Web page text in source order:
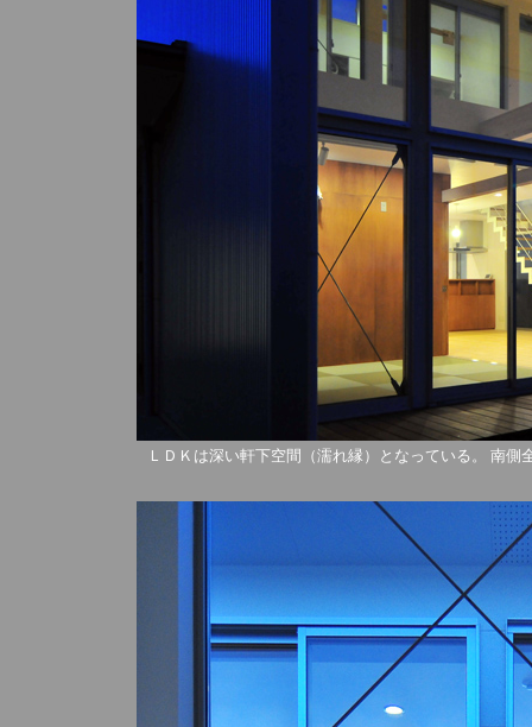
ＬＤＫは深い軒下空間（濡れ縁）となっている。 南